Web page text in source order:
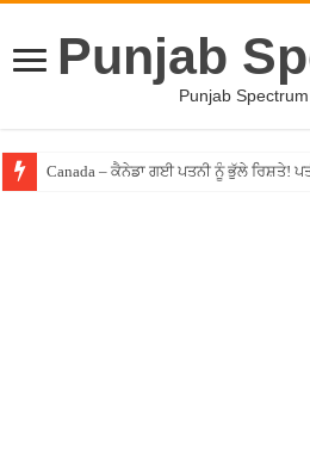
Punjab
Punjab
Canada – ਕੈਨੇਡਾ ਗਈ ਪਤਨੀ ਨੂੰ ਭੁੱਲੇ ਰਿਸ਼ਤੇ!